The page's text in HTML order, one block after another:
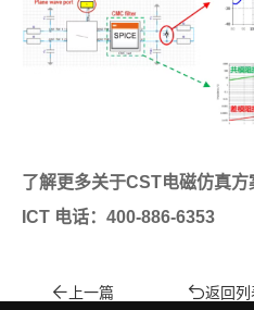
了解更多关于CST电磁仿真
ICT 电话：400-886-6353
上一篇 返回列